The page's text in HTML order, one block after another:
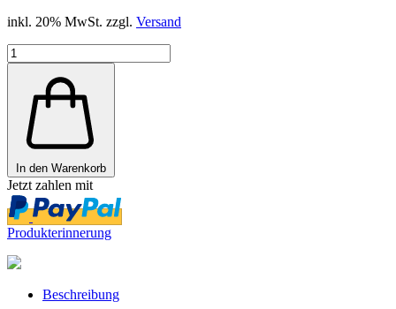
inkl. 20% MwSt. zzgl. Versand
In den Warenkorb
Jetzt zahlen mit
Produkterinnerung
Beschreibung